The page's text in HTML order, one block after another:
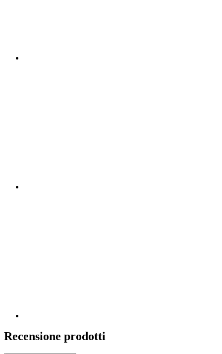
Recensione prodotti